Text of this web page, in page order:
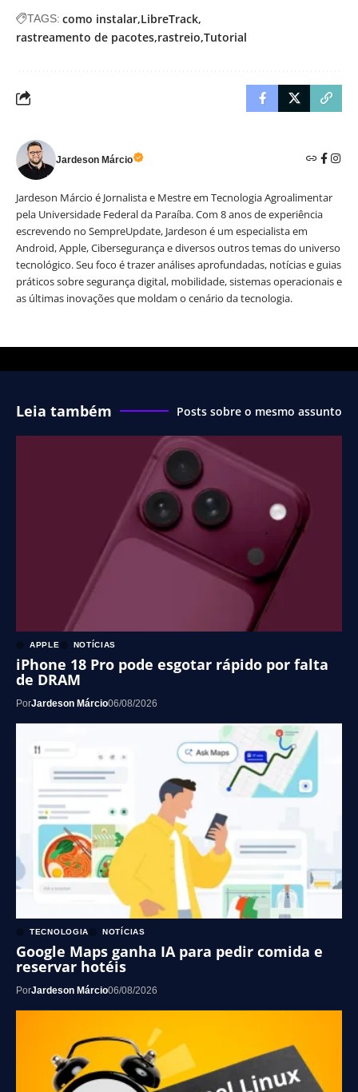
TAGS: como instalar LibreTrack
rastreamento de pacotes rastreio Tutorial
Jardeson Márcio
Jardeson Márcio é Jornalista e Mestre em Tecnologia Agroalimentar
pela Universidade Federal da Paraíba. Com 8 anos de experiência
escrevendo no SempreUpdate, Jardeson é um especialista em
Android, Apple, Cibersegurança e diversos outros temas do universo
tecnológico. Seu foco é trazer análises aprofundadas, notícias e guias
práticos sobre segurança digital, mobilidade, sistemas operacionais e
as últimas inovações que moldam o cenário da tecnologia.
Leia também Posts sobre o mesmo assunto
APPLE NOTÍCIAS
iPhone 18 Pro pode esgotar rápido por falta
de DRAM
PorJardeson Márcio06/08/2026
TECNOLOGIA NOTÍCIAS
Google Maps ganha IA para pedir comida e
reservar hotéis
PorJardeson Márcio06/08/2026